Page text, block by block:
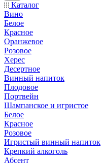
Каталог
Вино
Белое
Красное
Оранжевое
Розовое
Херес
Десертное
Винный напиток
Плодовое
Портвейн
Шампанское и игристое
Белое
Красное
Розовое
Игристый винный напиток
Крепкий алкоголь
Абсент